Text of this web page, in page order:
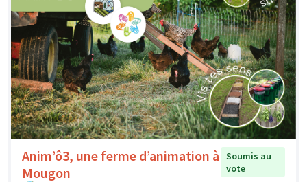
Anim’ô3, une ferme d’animation à
Mougon
Soumis au
vote